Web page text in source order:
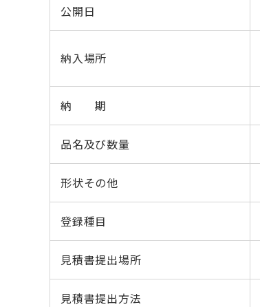
公開日
納入場所
納 期
品名及び数量
形状その他
登録種目
見積書提出場所
見積書提出方法